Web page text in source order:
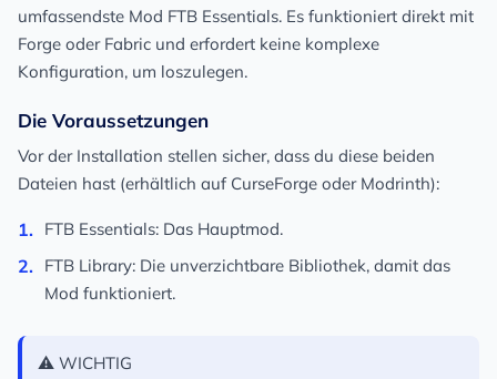
umfassendste Mod FTB Essentials. Es funktioniert direkt mit
Forge oder Fabric und erfordert keine komplexe
Konfiguration, um loszulegen.
Die Voraussetzungen
Vor der Installation stellen sicher, dass du diese beiden
Dateien hast (erhältlich auf CurseForge oder Modrinth):
FTB Essentials: Das Hauptmod.
FTB Library: Die unverzichtbare Bibliothek, damit das
Mod funktioniert.
⚠️ WICHTIG